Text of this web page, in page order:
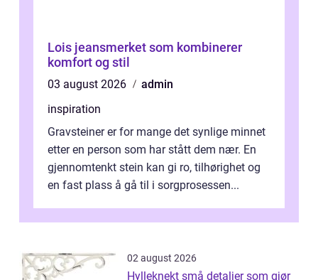
Lois jeansmerket som kombinerer
komfort og stil
03 august 2026
admin
inspiration
Gravsteiner er for mange det synlige minnet
etter en person som har stått dem nær. En
gjennomtenkt stein kan gi ro, tilhørighet og
en fast plass å gå til i sorgprosessen...
02 august 2026
Hylleknekt små detaljer som gjør